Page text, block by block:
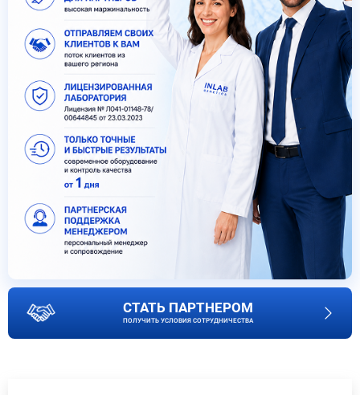
СТАТЬ ПАРТНЕРОМ
ПОЛУЧИТЬ УСЛОВИЯ СОТРУДНИЧЕСТВА